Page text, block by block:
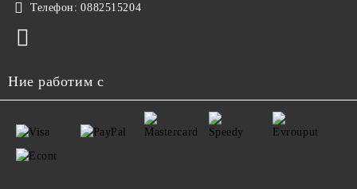
Телефон: 0882515204
Ние работим с